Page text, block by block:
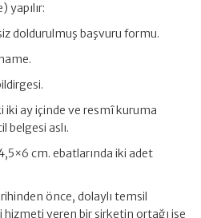
yapılır:
doldurulmuş başvuru formu.
ay içinde ve resmî kuruma
belgesi aslı.
cm. ebatlarında iki adet
önce, dolaylı temsil
veren bir şirketin ortağı ise